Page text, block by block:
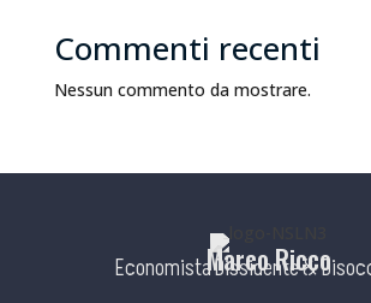
Commenti recenti
Nessun commento da mostrare.
Marco Ricco
Economista Dissidente &